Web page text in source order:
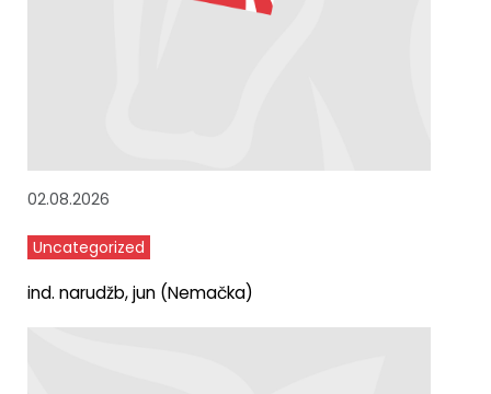
02.08.2026
Uncategorized
ind. narudžb, jun (Nemačka)